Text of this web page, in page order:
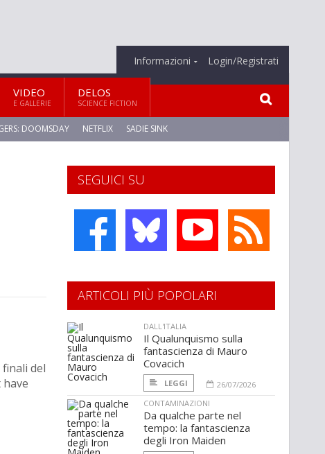
Informazioni Login/Registrati
VIDEO
E GALLERIE
DELOS
SCIENCE FICTION
DOOMSDAY NETFLIX SADIE SINK
del
SEGUICI SU
ARTICOLI PIÙ POPOLARI
DALL'ITALIA
Il Qualunquismo sulla
fantascienza di Mauro
Covacich
LEGGI
26/07/2026
CONTAMINAZIONI
Da qualche parte nel
tempo: la fantascienza
degli Iron Maiden